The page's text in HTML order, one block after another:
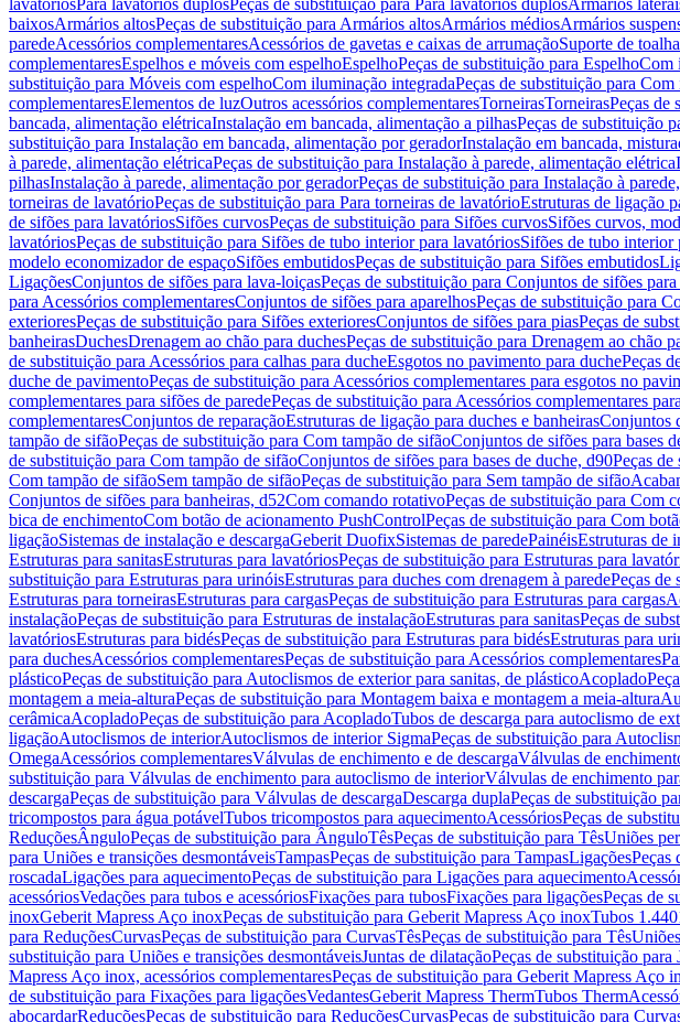
lavatóriosPara lavatórios duplosPeças de substituição para Para lavatórios duplosArmários
baixosArmários altosPeças de substituição para Armários altosArmários médiosArmários
paredeAcessórios complementaresAcessórios de gavetas e caixas de arrumaçãoSuporte de
complementaresEspelhos e móveis com espelhoEspelhoPeças de substituição para EspelhoCom
substituição para Móveis com espelhoCom iluminação integradaPeças de substituição para
complementaresElementos de luzOutros acessórios complementaresTorneirasTorneirasPeças de
bancada, alimentação elétricaInstalação em bancada, alimentação a pilhasPeças de substituição
substituição para Instalação em bancada, alimentação por geradorInstalação em bancada,
à parede, alimentação elétricaPeças de substituição para Instalação à parede, alimentação elétrica
pilhasInstalação à parede, alimentação por geradorPeças de substituição para Instalação à
torneiras de lavatórioPeças de substituição para Para torneiras de lavatórioEstruturas de ligação
de sifões para lavatóriosSifões curvosPeças de substituição para Sifões curvosSifões curvos,
lavatóriosPeças de substituição para Sifões de tubo interior para lavatóriosSifões de tubo interior
modelo economizador de espaçoSifões embutidosPeças de substituição para Sifões embutidos
LigaçõesConjuntos de sifões para lava-loiçasPeças de substituição para Conjuntos de sifões
para Acessórios complementaresConjuntos de sifões para aparelhosPeças de substituição para
exterioresPeças de substituição para Sifões exterioresConjuntos de sifões para piasPeças de
banheirasDuchesDrenagem ao chão para duchesPeças de substituição para Drenagem ao chão
de substituição para Acessórios para calhas para ducheEsgotos no pavimento para duchePeças
duche de pavimentoPeças de substituição para Acessórios complementares para esgotos no
complementares para sifões de paredePeças de substituição para Acessórios complementares
complementaresConjuntos de reparaçãoEstruturas de ligação para duches e banheirasConjuntos
tampão de sifãoPeças de substituição para Com tampão de sifãoConjuntos de sifões para bases
de substituição para Com tampão de sifãoConjuntos de sifões para bases de duche, d90Peças
Com tampão de sifãoSem tampão de sifãoPeças de substituição para Sem tampão de sifão
Conjuntos de sifões para banheiras, d52Com comando rotativoPeças de substituição para Com
bica de enchimentoCom botão de acionamento PushControlPeças de substituição para Com
ligaçãoSistemas de instalação e descargaGeberit DuofixSistemas de paredePainéisEstruturas de
Estruturas para sanitasEstruturas para lavatóriosPeças de substituição para Estruturas para
substituição para Estruturas para urinóisEstruturas para duches com drenagem à paredePeças de
Estruturas para torneirasEstruturas para cargasPeças de substituição para Estruturas para cargas
instalaçãoPeças de substituição para Estruturas de instalaçãoEstruturas para sanitasPeças de
lavatóriosEstruturas para bidésPeças de substituição para Estruturas para bidésEstruturas para
para duchesAcessórios complementaresPeças de substituição para Acessórios complementares
plásticoPeças de substituição para Autoclismos de exterior para sanitas, de plásticoAcoplado
montagem a meia-alturaPeças de substituição para Montagem baixa e montagem a meia-altura
cerâmicaAcopladoPeças de substituição para AcopladoTubos de descarga para autoclismo de
ligaçãoAutoclismos de interiorAutoclismos de interior SigmaPeças de substituição para
OmegaAcessórios complementaresVálvulas de enchimento e de descargaVálvulas de
substituição para Válvulas de enchimento para autoclismo de interiorVálvulas de enchimento
descargaPeças de substituição para Válvulas de descargaDescarga duplaPeças de substituição
tricompostos para água potávelTubos tricompostos para aquecimentoAcessóriosPeças de
ReduçõesÂnguloPeças de substituição para ÂnguloTêsPeças de substituição para TêsUniões
para Uniões e transições desmontáveisTampasPeças de substituição para TampasLigaçõesPeças
roscadaLigações para aquecimentoPeças de substituição para Ligações para aquecimento
acessóriosVedações para tubos e acessóriosFixações para tubosFixações para ligaçõesPeças de
inoxGeberit Mapress Aço inoxPeças de substituição para Geberit Mapress Aço inoxTubos
para ReduçõesCurvasPeças de substituição para CurvasTêsPeças de substituição para Tês
substituição para Uniões e transições desmontáveisJuntas de dilataçãoPeças de substituição para
Mapress Aço inox, acessórios complementaresPeças de substituição para Geberit Mapress Aço
de substituição para Fixações para ligaçõesVedantesGeberit Mapress ThermTubos Therm
abocardarReduçõesPeças de substituição para ReduçõesCurvasPeças de substituição para